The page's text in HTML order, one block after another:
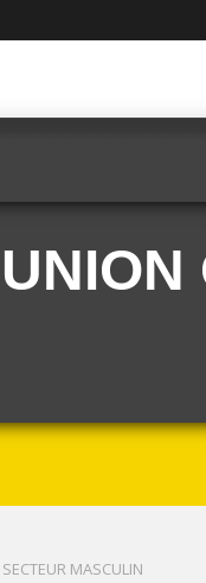
UNION
SECTEUR MASCULIN